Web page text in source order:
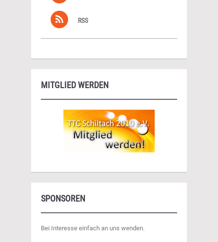
RSS
MITGLIED WERDEN
SPONSOREN
Bei Interesse einfach an uns wenden.